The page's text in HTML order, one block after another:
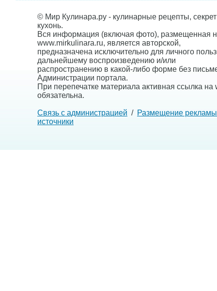
© Мир Кулинара.ру - кулинарные рецепты,
кухонь.
Вся информация (включая фото), размещенная
www.mirkulinara.ru, является авторской,
предназначена исключительно для личного
дальнейшему воспроизведению и/или
распространению в какой-либо форме без
Администрации портала.
При перепечатке материала активная ссылка на
обязательна.
Связь с администрацией / Размещение рекламы
источники